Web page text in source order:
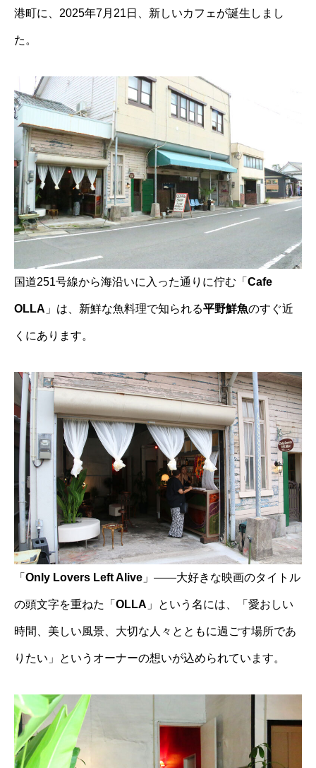
港町に、2025年7月21日、新しいカフェが誕生しまし
た。
国道251号線から海沿いに入った通りに佇む「 Cafe
OLLA 」は、新鮮な魚料理で知られる平野鮮魚のすぐ近
くにあります。
「 Only Lovers Left Alive 」——大好きな映画のタイトル
の頭文字を重ねた「 OLLA 」という名には、「愛おしい
時間、美しい風景、大切な人々とともに過ごす場所であ
りたい」というオーナーの想いが込められています。